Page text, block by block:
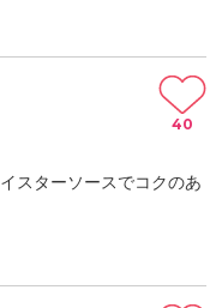
スターソースでコクのあ
40